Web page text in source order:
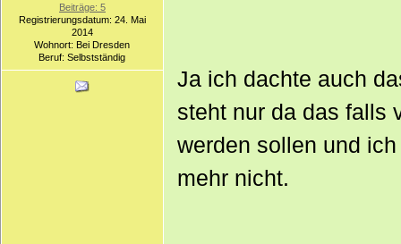
Beiträge: 5
Registrierungsdatum: 24. Mai
2014
Wohnort: Bei Dresden
Beruf: Selbstständig
Ja ich dachte auch
steht nur da das falls
werden sollen und
mehr nicht.